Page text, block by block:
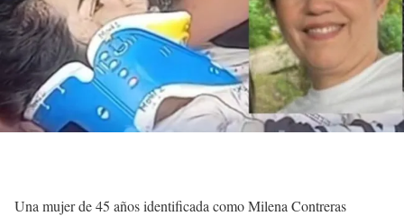
Una mujer de 45 años identificada como Milena Contreras